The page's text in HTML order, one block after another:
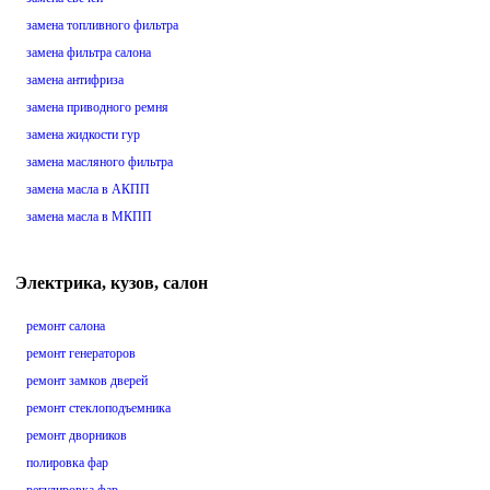
замена топливного фильтра
замена фильтра салона
замена антифриза
замена приводного ремня
замена жидкости гур
замена масляного фильтра
замена масла в АКПП
замена масла в МКПП
Электрика, кузов, салон
ремонт салона
ремонт генераторов
ремонт замков дверей
ремонт стеклоподъемника
ремонт дворников
полировка фар